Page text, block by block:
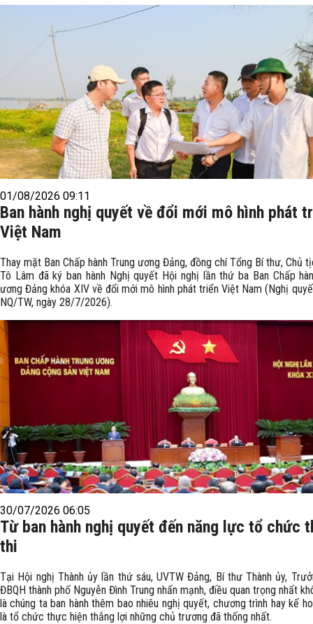
01/08/2026 09:11
Ban hành nghị quyết về đổi mới mô hình phát
Việt Nam
Thay mặt Ban Chấp hành Trung ương Đảng, đồng chí Tổng Bí thư, Chủ
Tô Lâm đã ký ban hành Nghị quyết Hội nghị lần thứ ba Ban Chấp
ương Đảng khóa XIV về đổi mới mô hình phát triển Việt Nam (Nghị
NQ/TW, ngày 28/7/2026).
30/07/2026 06:05
Từ ban hành nghị quyết đến năng lực tổ chức
thi
Tại Hội nghị Thành ủy lần thứ sáu, UVTW Đảng, Bí thư Thành ủy,
ĐBQH thành phố Nguyễn Đình Trung nhấn mạnh, điều quan trọng nhất
là chúng ta ban hành thêm bao nhiêu nghị quyết, chương trình hay kế
là tổ chức thực hiện thắng lợi những chủ trương đã thống nhất.